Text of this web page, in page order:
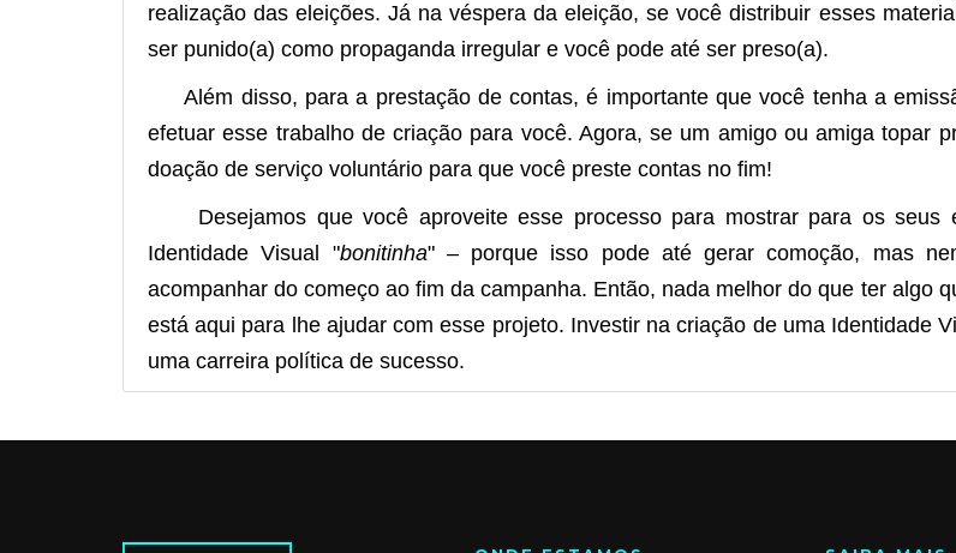
realização das eleições. Já na véspera da eleição, se você distribuir esses
ser punido(a) como propaganda irregular e você pode até ser preso(a).
Além disso, para a prestação de contas, é importante que você tenha a
efetuar esse trabalho de criação para você. Agora, se um amigo ou amiga topar
doação de serviço voluntário para que você preste contas no fim!
Desejamos que você aproveite esse processo para mostrar para os seus
Identidade Visual "bonitinha" – porque isso pode até gerar comoção, mas
acompanhar do começo ao fim da campanha. Então, nada melhor do que ter algo
está aqui para lhe ajudar com esse projeto. Investir na criação de uma Identidade
uma carreira política de sucesso.